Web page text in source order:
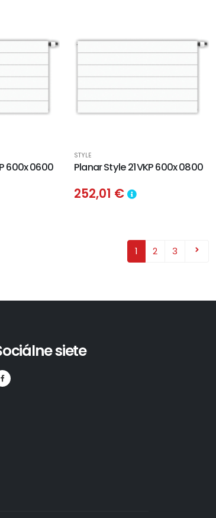
600x 0600
STYLE
Planar Style 21VKP 600x 0800
252,01 €
1 2 3 
siete